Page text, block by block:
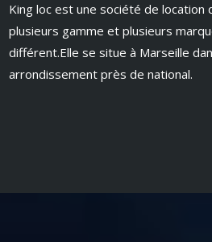
King loc est une société de
plusieurs gamme et plusieurs
différent.Elle se situe à Marseille
arrondissement près de national.